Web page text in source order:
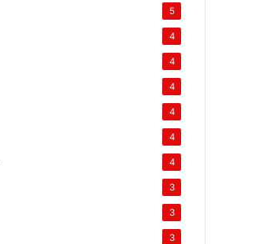
5
4
4
4
4
4
4
3
3
3